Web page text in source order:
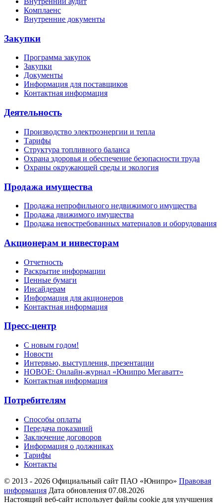
Комплаенс
Внутренние документы
Закупки
Программа закупок
Закупки
Документы
Информация для поставщиков
Контактная информация
Деятельность
Производство электроэнергии и тепла
Тарифы
Структура топливного баланса
Охрана здоровья и обеспечение безопасности труда
Охраны окружающей среды и экология
Продажа имущества
Продажа непрофильного недвижимого имущества
Продажа движимого имущества
Продажа невостребованных материалов и оборудования
Акционерам и инвесторам
Отчетность
Раскрытие информации
Ценные бумаги
Инсайдерам
Информация для акционеров
Контактная информация
Пресс-центр
С новым годом!
Новости
Интервью, выступления, презентации
НОВОЕ: Онлайн-журнал «Юнипро Мегаватт»
Контактная информация
Потребителям
Способы оплаты
Передача показаний
Заключение договоров
Информация о должниках
Тарифы
Контакты
© 2013 - 2026 Официальный сайт ПАО «Юнипро» Правовая
информация Дата обновления 07.08.2026
Настоящий веб-сайт использует файлы cookie для улучшения